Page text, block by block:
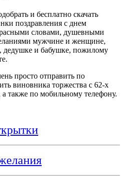
и бесплатно скачать
поздравления с днем
словами, душевными
мужчине и женщине,
дедушке и бабушке, пожилому
просто отправить по
виновника торжества с 62-х
также по мобильному телефону.